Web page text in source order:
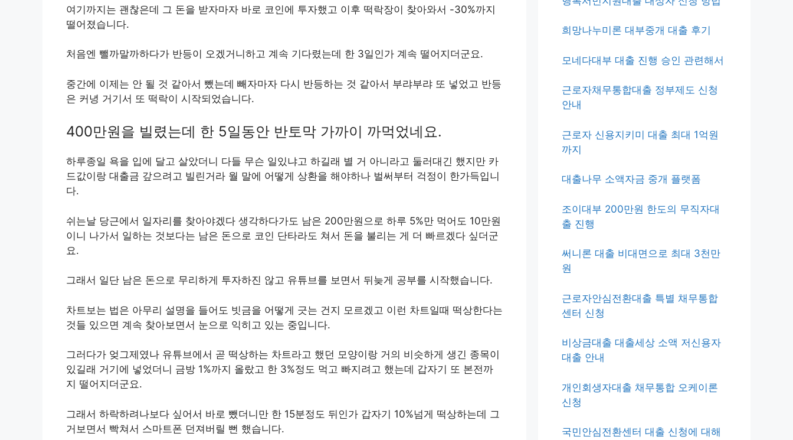
여기까지는 괜찮은데 그 돈을 받자마자 바로 코인에 투자했고 이후 떡락장이 찾아와서 -30%까지
떨어졌습니다.
처음엔 뺄까말까하다가 반등이 오겠거니하고 계속 기다렸는데 한 3일인가 계속 떨어지더군요.
중간에 이제는 안 될 것 같아서 뺐는데 빼자마자 다시 반등하는 것 같아서 부랴부랴 또 넣었고 반등
은 커녕 거기서 또 떡락이 시작되었습니다.
400만원을 빌렸는데 한 5일동안 반토막 가까이 까먹었네요.
하루종일 욕을 입에 달고 살았더니 다들 무슨 일있냐고 하길래 별 거 아니라고 둘러대긴 했지만 카
드값이랑 대출금 갚으려고 빌린거라 월 말에 어떻게 상환을 해야하나 벌써부터 걱정이 한가득입니
다.
쉬는날 당근에서 일자리를 찾아야겠다 생각하다가도 남은 200만원으로 하루 5%만 먹어도 10만원
이니 나가서 일하는 것보다는 남은 돈으로 코인 단타라도 쳐서 돈을 불리는 게 더 빠르겠다 싶더군
요.
그래서 일단 남은 돈으로 무리하게 투자하진 않고 유튜브를 보면서 뒤늦게 공부를 시작했습니다.
차트보는 법은 아무리 설명을 들어도 빗금을 어떻게 긋는 건지 모르겠고 이런 차트일때 떡상한다는
것들 있으면 계속 찾아보면서 눈으로 익히고 있는 중입니다.
그러다가 엊그제였나 유튜브에서 곧 떡상하는 차트라고 했던 모양이랑 거의 비슷하게 생긴 종목이
있길래 거기에 넣었더니 금방 1%까지 올랐고 한 3%정도 먹고 빠지려고 했는데 갑자기 또 본전까
지 떨어지더군요.
그래서 하락하려나보다 싶어서 바로 뺐더니만 한 15분정도 뒤인가 갑자기 10%넘게 떡상하는데 그
거보면서 빡쳐서 스마트폰 던져버릴 뻔 했습니다.
희망나누미론 대부중개 대출 후기
모네다대부 대출 진행 승인 관련해서
근로자채무통합대출 정부제도 신청
안내
근로자 신용지키미 대출 최대 1억원
까지
대출나무 소액자금 중개 플랫폼
조이대부 200만원 한도의 무직자대
출 진행
써니론 대출 비대면으로 최대 3천만
원
근로자안심전환대출 특별 채무통합
센터 신청
비상금대출 대출세상 소액 저신용자
대출 안내
개인회생자대출 채무통합 오케이론
신청
국민안심전환센터 대출 신청에 대해